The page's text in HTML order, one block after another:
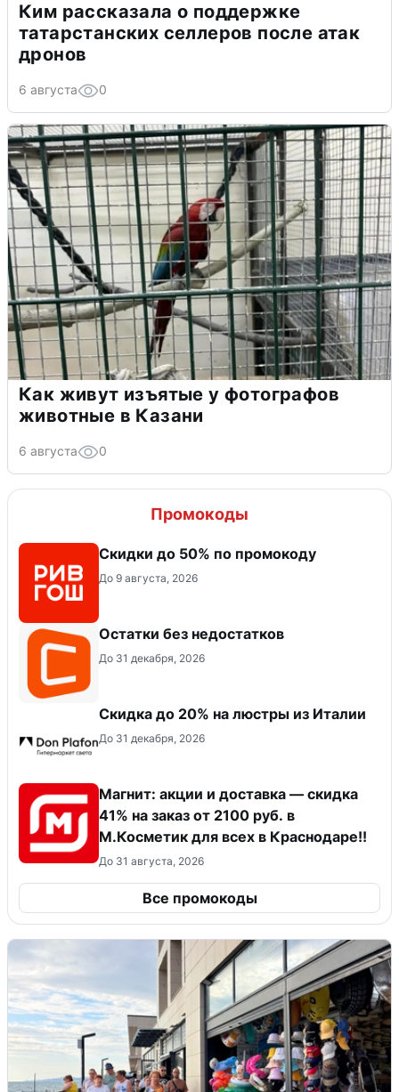
Ким рассказала о поддержке
татарстанских селлеров после атак
дронов
6 августа 0
Как живут изъятые у фотографов
животные в Казани
6 августа 0
Промокоды
Скидки до 50% по промокоду
До 9 августа, 2026
Остатки без недостатков
До 31 декабря, 2026
Скидка до 20% на люстры из Италии
До 31 декабря, 2026
Магнит: акции и доставка — скидка
41% на заказ от 2100 руб. в
М.Косметик для всех в Краснодаре!!
До 31 августа, 2026
Все промокоды